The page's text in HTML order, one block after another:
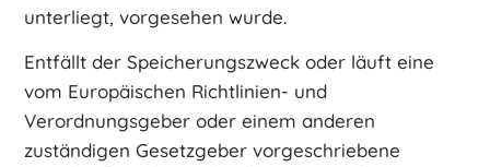
unterliegt, vorgesehen wurde.
Entfällt der Speicherungszweck oder läuft eine
vom Europäischen Richtlinien- und
Verordnungsgeber oder einem anderen
zuständigen Gesetzgeber vorgeschriebene